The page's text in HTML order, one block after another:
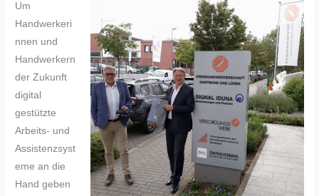
Um
Handwerkeri
nnen und
Handwerkern
der Zukunft
digital
gestützte
Arbeits- und
Assistenzsyst
eme an die
Hand geben